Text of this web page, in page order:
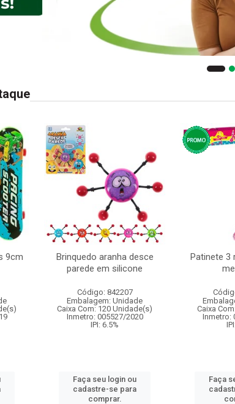
9cm
Brinquedo aranha desce
parede em silicone
Código: 842207
Embalagem: Unidade
Caixa Com: 120 Unidade(s)
Inmetro: 005527/2020
IPI: 6.5%
Faça seu login ou
cadastre-se para
comprar.
Patinete 3
Caixa
Inmetro:
Faça